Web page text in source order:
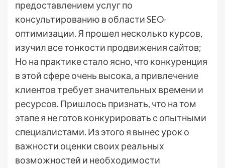
предоставлением услуг по
консультированию в области SEO-
оптимизации. Я прошел несколько курсов,
изучил все тонкости продвижения сайтов;
Но на практике стало ясно, что конкуренция
в этой сфере очень высока, а привлечение
клиентов требует значительных времени и
ресурсов. Пришлось признать, что на том
этапе я не готов конкурировать с опытными
специалистами. Из этого я вынес урок о
важности оценки своих реальных
возможностей и необходимости